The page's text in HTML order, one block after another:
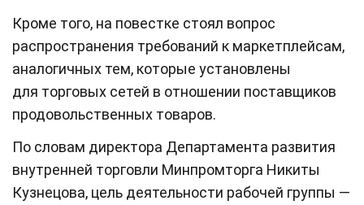
Кроме того, на повестке стоял вопрос
распространения требований к маркетплейсам,
аналогичных тем, которые установлены
для торговых сетей в отношении поставщиков
продовольственных товаров.
По словам директора Департамента развития
внутренней торговли Минпромторга Никиты
Кузнецова, цель деятельности рабочей группы —